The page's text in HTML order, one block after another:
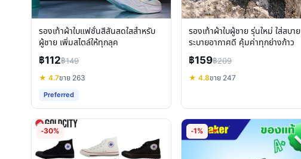
รองเท้าผ้าใบแฟชั่นสีสันสดใสสำหรับ
ผู้ชาย เพิ่มสไตล์ให้ทุกลุค
฿112฿149
★ 4.7ขาย 263
Preferred
รองเท้าผ้าใบผู้ชาย รุ่นใหม่ ใส่สบาย
ระบายอากาศดี คุ้มค่าทุกย่างก้าว
฿159฿209
★ 4.8ขาย 247
-30% -1%